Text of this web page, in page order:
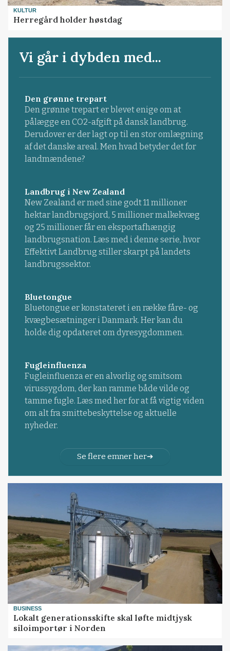
KULTUR
Herregård holder høstdag
Vi går i dybden med...
Den grønne trepart
Den grønne trepart er blevet enige om at
pålægge en CO2-afgift på dansk landbrug.
Derudover er der lagt op til en stor omlægning
af det danske areal. Men hvad betyder det for
landmændene?
Landbrug i New Zealand
New Zealand er med sine godt 11 millioner
hektar landbrugsjord, 5 millioner malkekvæg
og 25 millioner får en eksportafhængig
landbrugsnation. Læs med i denne serie, hvor
Effektivt Landbrug stiller skarpt på landets
landbrugssektor.
Bluetongue
Bluetongue er konstateret i en række fåre- og
kvægbesætninger i Danmark. Her kan du
holde dig opdateret om dyresygdommen.
Fugleinfluenza
Fugleinfluenza er en alvorlig og smitsom
virussygdom, der kan ramme både vilde og
tamme fugle. Læs med her for at få vigtig viden
om alt fra smittebeskyttelse og aktuelle
nyheder.
Se flere emner her
BUSINESS
Lokalt generationsskifte skal løfte midtjysk
siloimportør i Norden